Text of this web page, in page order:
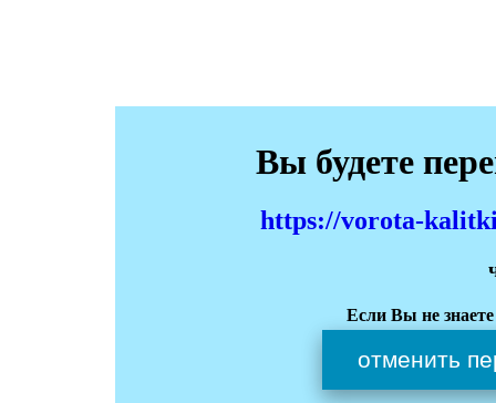
Вы будете
https://vorota-
Если Вы не
отменить